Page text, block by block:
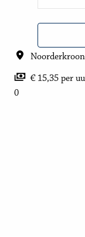
Noorderkroon
€ 15,35 per
0